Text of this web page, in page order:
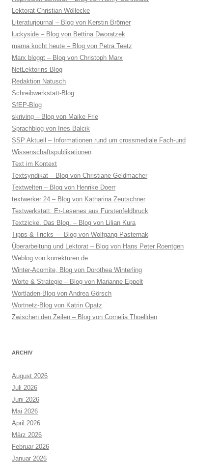
Lektorat Christian Wöllecke
Literaturjournal – Blog von Kerstin Brömer
luckyside – Blog von Bettina Dworatzek
mama kocht heute – Blog von Petra Teetz
Marx bloggt – Blog von Christoph Marx
NetLektorins Blog
Redaktion Natusch
Schreibwerkstatt-Blog
SfEP-Blog
skriving – Blog von Maike Frie
Sprachblog von Ines Balcik
SSP Aktuell – Informationen rund um crossmediale Fach-und
Wissenschaftspublikationen
Text im Kontext
Textsyndikat – Blog von Christiane Geldmacher
Textwelten – Blog von Henrike Doerr
textwerker 24 – Blog von Katharina Zeutschner
Textwerkstatt: Er-Lesenes aus Fürstenfeldbruck
Textzicke. Das Blog. – Blog von Lilian Kura
Tipps & Tricks — Blog von Wolfgang Pasternak
Überarbeitung und Lektorat – Blog von Hans Peter Roentgen
Weblog von korrekturen.de
Winter-Acomite, Blog von Dorothea Winterling
Worte & Strategie – Blog von Marianne Eppelt
Wortladen-Blog von Andrea Görsch
Wortnetz-Blog von Katrin Opatz
Zwischen den Zeilen – Blog von Cornelia Thoellden
ARCHIV
August 2026
Juli 2026
Juni 2026
Mai 2026
April 2026
März 2026
Februar 2026
Januar 2026